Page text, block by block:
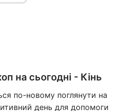
на сьогодні - Кінь
по-новому поглянути на
день для допомоги